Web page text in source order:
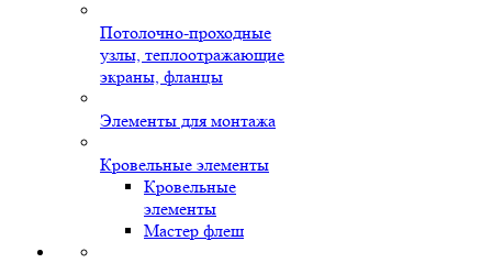
Потолочно-проходные
узлы, теплоотражающие
экраны, фланцы
Элементы для монтажа
Кровельные элементы
Кровельные
элементы
Мастер флеш